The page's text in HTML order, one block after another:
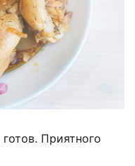
Приятного